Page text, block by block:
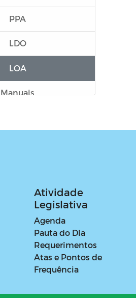
PPA
LDO
LOA
Manuais
Atividade
Legislativa
Agenda
Pauta do Dia
Requerimentos
Atas e Pontos de
Frequência